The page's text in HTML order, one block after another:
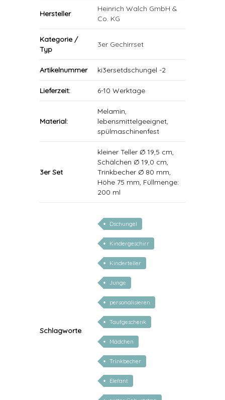
Hersteller
Heinrich Walch GmbH &
Co. KG
Kategorie /
Typ
3er Gechirrset
Artikelnummer ki3ersetdschungel -2
Lieferzeit: 6-10 Werktage
Material:
Melamin,
lebensmittelgeeignet,
spülmaschinenfest
3er Set
kleiner Teller Ø 19,5 cm,
Schälchen Ø 19,0 cm,
Trinkbecher Ø 80 mm,
Höhe 75 mm, Füllmenge:
200 ml
Schlagworte
Dschungel
Kindergeschirr
Kinderteller
Junge
personalisieren
Taufgeschenk
Mädchen
Trinkbecher
Elefant